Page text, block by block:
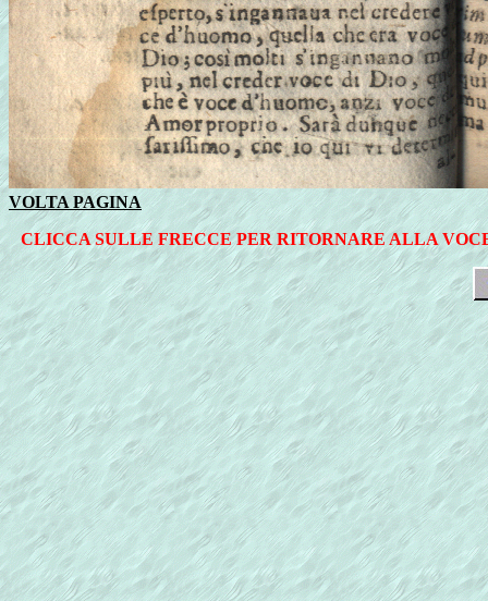
VOLTA PAGINA
CLICCA SULLE FRECCE PER RITORNARE ALLA